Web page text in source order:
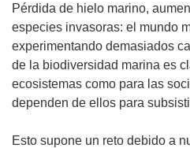
Pérdida de hielo marino,
especies invasoras: el mundo
experimentando demasiados
de la biodiversidad marina es
ecosistemas como para las
dependen de ellos para
Esto supone un reto debido a